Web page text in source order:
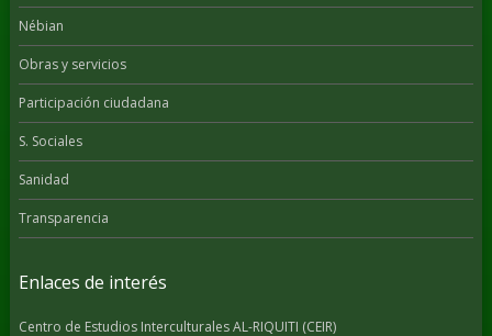
Nébian
Obras y servicios
Participación ciudadana
S. Sociales
Sanidad
Transparencia
Enlaces de interés
Centro de Estudios Interculturales AL-RIQUITI (CEIR)